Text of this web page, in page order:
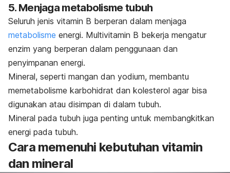
5. Menjaga metabolisme tubuh
Seluruh jenis vitamin B berperan dalam menjaga
metabolisme energi. Multivitamin B bekerja mengatur
enzim yang berperan dalam penggunaan dan
penyimpanan energi.
Mineral, seperti mangan dan yodium, membantu
memetabolisme karbohidrat dan kolesterol agar bisa
digunakan atau disimpan di dalam tubuh.
Mineral pada tubuh juga penting untuk membangkitkan
energi pada tubuh.
Cara memenuhi kebutuhan vitamin
dan mineral